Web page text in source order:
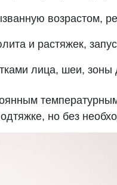
возрастом,
и растяжек,
лица, шеи,
но без